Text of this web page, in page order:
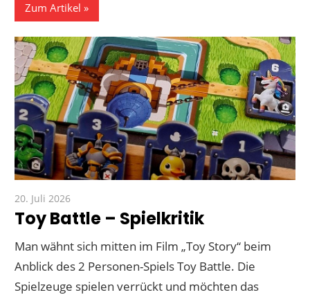
Zum Artikel
20. Juli 2026
Toy Battle – Spielkritik
Man wähnt sich mitten im Film „Toy Story“ beim
Anblick des 2 Personen-Spiels Toy Battle. Die
Spielzeuge spielen verrückt und möchten das